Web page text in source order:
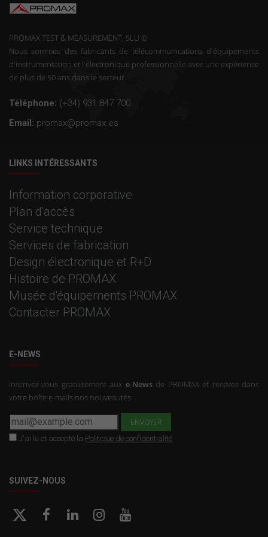
PROMAX TEST & MEASUREMENT, SLU ©
Nous sommes des fabricants de télécommunications d'équipements
d'instrumentation et l'électronique professionnelle avec une expérience
de plus de 50 ans dans le secteur.
Téléphone: (+34) 931 847 700
Email: promax@promax.es
LINKS INTÉRESSANTS
Information corporative
Plan d'accès
Service technique
Services de fabrication
Design électronique et R+D
Histoire de PROMAX
Musée d'équipements PROMAX
Contacter PROMAX
E-NEWS
Inscrivez-vous gratuitement aux e-Newsde PROMAX et recevez dans
votre boîte e-mails nos nouveautés.
J'ai lu et accepté la Politique de confidentialité
SUIVEZ-NOUS